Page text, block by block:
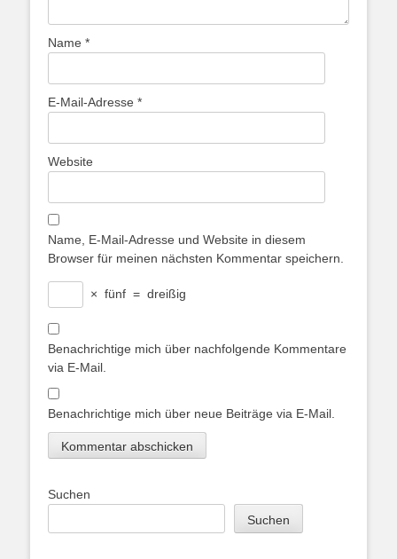
Name *
E-Mail-Adresse *
Website
Name, E-Mail-Adresse und Website in diesem
Browser für meinen nächsten Kommentar speichern.
× fünf = dreißig
Benachrichtige mich über nachfolgende Kommentare
via E-Mail.
Benachrichtige mich über neue Beiträge via E-Mail.
Suchen
Suchen